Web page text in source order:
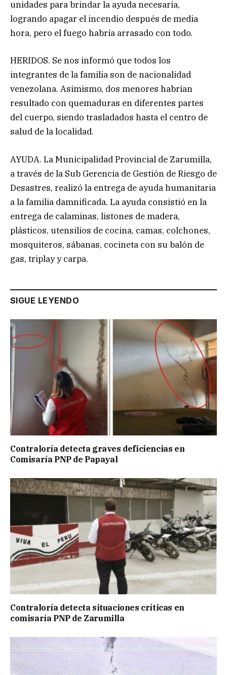
unidades para brindar la ayuda necesaria,
logrando apagar el incendio después de media
hora, pero el fuego habría arrasado con todo.
HERIDOS. Se nos informó que todos los
integrantes de la familia son de nacionalidad
venezolana. Asimismo, dos menores habrían
resultado con quemaduras en diferentes partes
del cuerpo, siendo trasladados hasta el centro de
salud de la localidad.
AYUDA. La Municipalidad Provincial de Zarumilla,
a través de la Sub Gerencia de Gestión de Riesgo de
Desastres, realizó la entrega de ayuda humanitaria
a la familia damnificada. La ayuda consistió en la
entrega de calaminas, listones de madera,
plásticos, utensilios de cocina, camas, colchones,
mosquiteros, sábanas, cocineta con su balón de
gas, triplay y carpa.
SIGUE LEYENDO
Contraloría detecta graves deficiencias en
Comisaría PNP de Papayal
Contraloría detecta situaciones críticas en
comisaría PNP de Zarumilla